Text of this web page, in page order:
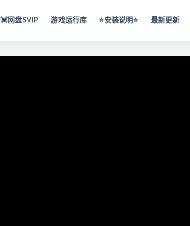
💓网盘SVIP 游戏运行库 ⭐️安装说明⭐️ 最新更新